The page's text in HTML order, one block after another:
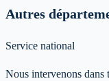
Autres
Service national
Nous intervenons dans